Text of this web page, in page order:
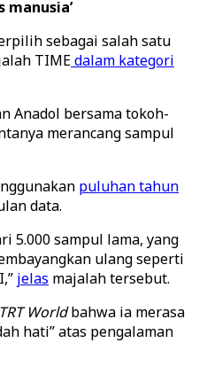
sebagai salah satu
TIMEdalam kategori
Anadol bersama tokoh-
merancang sampul
puluhan tahun
data.
5.000 sampul lama, yang
ulang seperti
jelas majalah tersebut.
TRT Worldbahwa ia merasa
hati” atas pengalaman